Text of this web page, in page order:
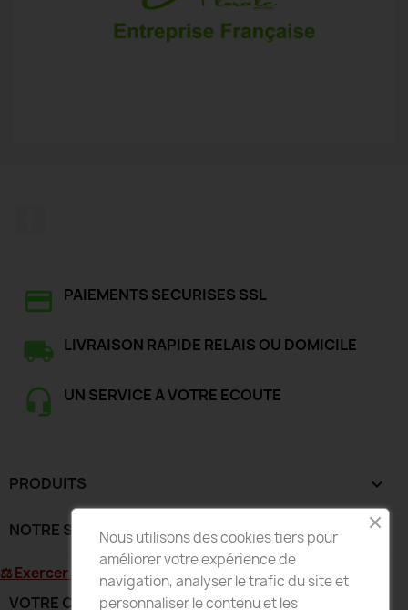
PAIEMENTS SECURISES SSL
LIVRAISON RAPIDE RELAIS OU DOMICILE
UN SERVICE A VOTRE ECOUTE
PRODUITS 
NOTRE SOCIÉTÉ 
⚖ Exercer mon droit de rétractation
VOTRE COMPTE
Nous utilisons des cookies tiers pour
améliorer votre expérience de
navigation, analyser le trafic du site et
personnaliser le contenu et les